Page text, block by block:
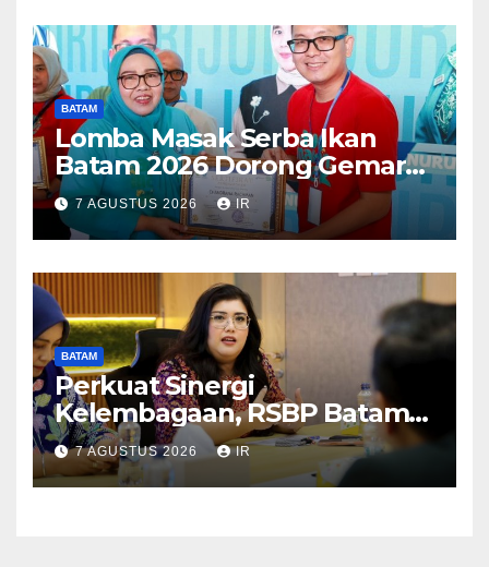
BATAM
Lomba Masak Serba Ikan
Batam 2026 Dorong Gemar
Makan Ikan
7 AGUSTUS 2026 IR
BATAM
Perkuat Sinergi
Kelembagaan, RSBP Batam
dan BPOM Pastikan
Pelayanan dan Ketersediaan
Obat Aman
7 AGUSTUS 2026 IR